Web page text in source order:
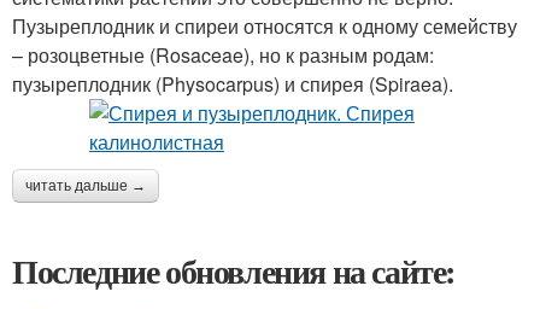
Пузыреплодник и спиреи относятся к одному семейству
– розоцветные (Rosaceae), но к разным родам:
пузыреплодник (Physocarpus) и спирея (Spiraea).
читать дальше →
Последние обновления на сайте: